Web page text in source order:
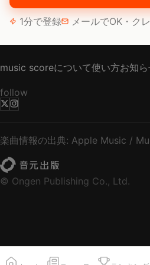
1分で登録 メールでOK・ク
music scoreについて使い方お知
follow
楽曲情報の出典: Apple Music /
© Ongen Publishing Co., Ltd.